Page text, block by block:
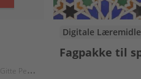
Gitte Pedersen
Digitale
Fagpakke til